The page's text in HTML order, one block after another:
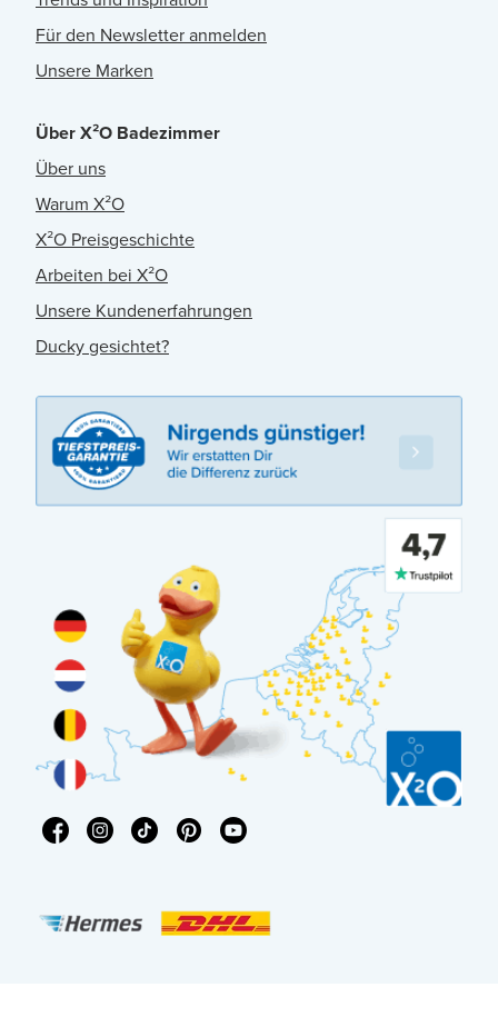
Für den Newsletter anmelden
Unsere Marken
Über X²O Badezimmer
Über uns
Warum X²O
X²O Preisgeschichte
Arbeiten bei X²O
Unsere Kundenerfahrungen
Ducky gesichtet?